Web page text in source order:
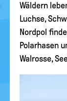
Wäldern
Luchse,
Nordpol
Polarhasen
Walrosse,